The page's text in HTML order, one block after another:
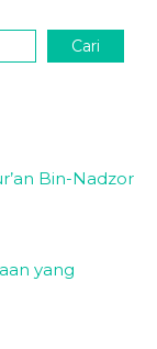
Cari
Bin-Nadzor
yang